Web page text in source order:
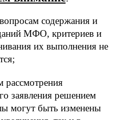
содержания и
МФО, критериев и
их выполнения не
рассмотрения
заявления решением
могут быть изменены